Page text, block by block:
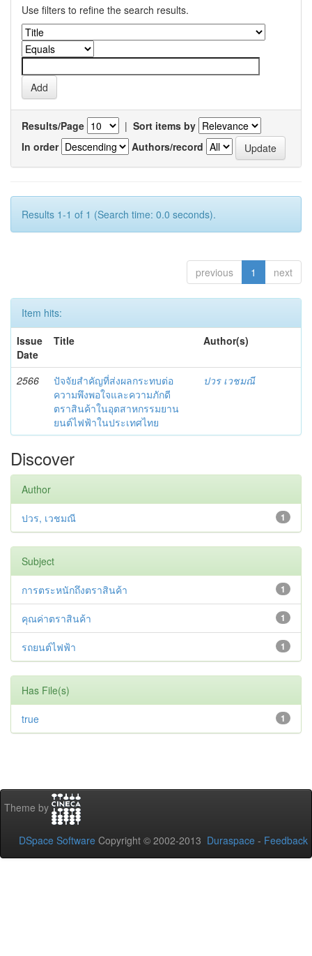
Use filters to refine the search results.
Results/Page | Sort items by
In order
Authors/record
Results 1-1 of 1 (Search time: 0.0 seconds).
previous 1 next
Item hits:
Issue
Date
Title Author(s)
2566
ปัจจัยสำคัญที่ส่งผลกระทบต่อ
ความพึงพอใจและความภักดี
ตราสินค้าในอุตสาหกรรมยาน
ยนต์ไฟฟ้าในประเทศไทย
ปวร เวชมณี
Discover
Author
1
ปวร, เวชมณี
Subject
1
การตระหนักถึงตราสินค้า
1
คุณค่าตราสินค้า
1
รถยนต์ไฟฟ้า
Has File(s)
1
true
Theme by
DSpace Software Copyright © 2002-2013 Duraspace - Feedback